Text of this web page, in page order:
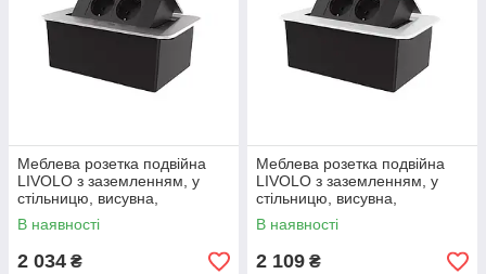
Меблева розетка подвійна
LIVOLO з заземленням, у
стільницю, висувна,
алюміній, плавне відкриття,
срібна
В наявності
2 034 ₴
Меблева розетка подвійна
LIVOLO з заземленням, у
стільницю, висувна,
алюміній, плавне відкриття,
біла
В наявності
2 109 ₴